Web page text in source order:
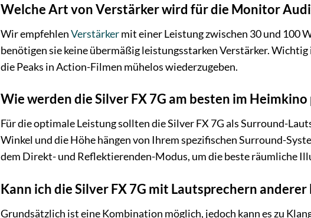
Welche Art von Verstärker wird für die Monitor
Wir empfehlenVerstärkermit einer Leistung zwischen 30 und 100
benötigen sie keine übermäßig leistungsstarken Verstärker.
die Peaks in Action-Filmen mühelos wiederzugeben.
Wie werden die Silver FX 7G am besten im
Für die optimale Leistung sollten die Silver FX 7G als Surround-
Winkel und die Höhe hängen von Ihrem spezifischen Surround-
dem Direkt- und Reflektierenden-Modus, um die beste räumliche
Kann ich die Silver FX 7G mit Lautsprechern
Grundsätzlich ist eine Kombination möglich, jedoch kann es zu